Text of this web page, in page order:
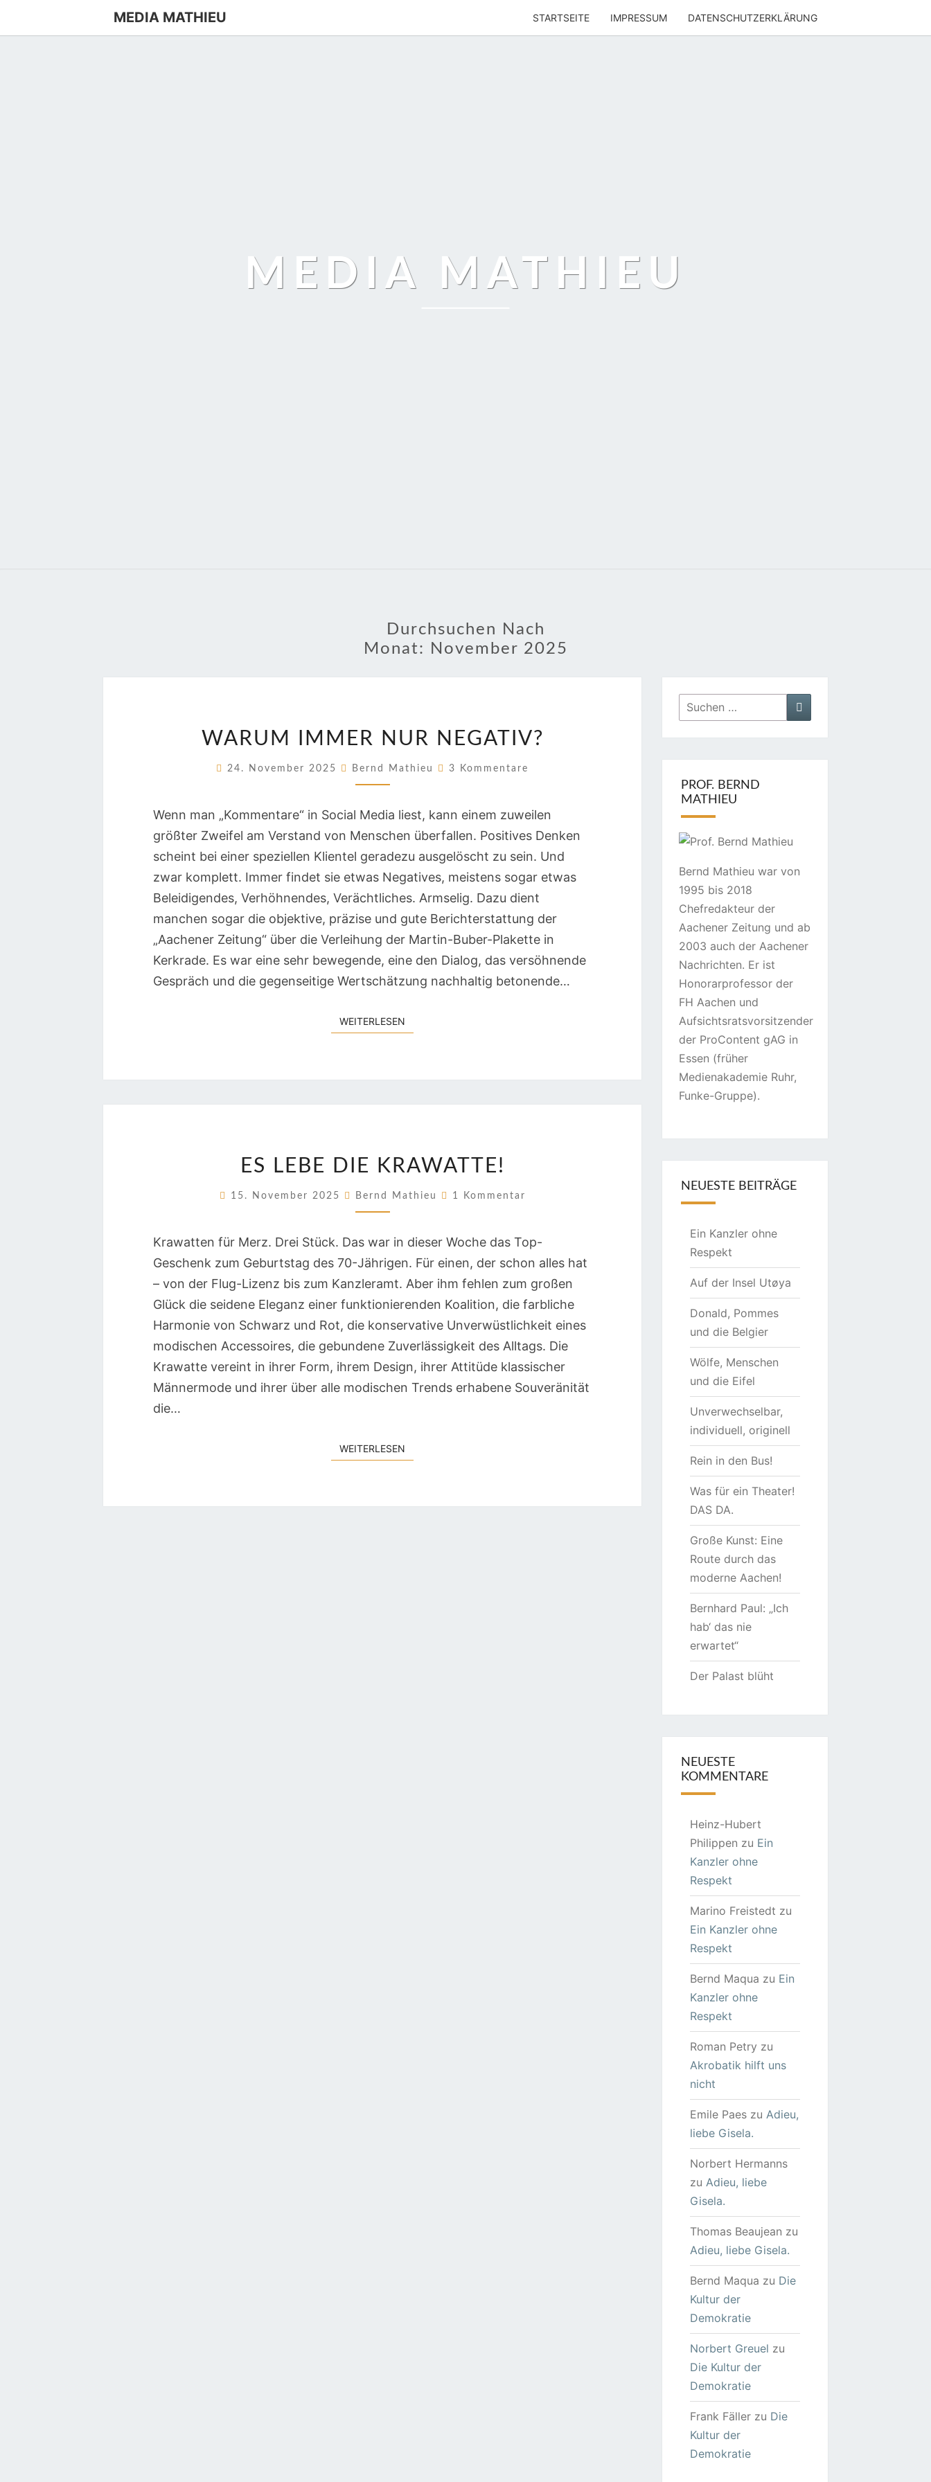
MEDIA MATHIEU STARTSEITE IMPRESSUM DATENSCHUTZERKLÄRUNG
MEDIA MATHIEU
Durchsuchen Nach
Monat:
November 2025
IMMER
NUR
NEGATIV?
WARUM IMMER NUR NEGATIV?
24. November 2025 Bernd Mathieu Kommentare
3 Kommentare
Wenn man „Kommentare“ in Social Media liest, kann einem zuweilen
größter Zweifel am Verstand von Menschen überfallen. Positives Denken
scheint bei einer speziellen Klientel geradezu ausgelöscht zu sein. Und
zwar komplett. Immer findet sie etwas Negatives, meistens sogar etwas
Beleidigendes, Verhöhnendes, Verächtliches. Armselig. Dazu dient
manchen sogar die objektive, präzise und gute Berichterstattung der
„Aachener Zeitung“ über die Verleihung der Martin-Buber-Plakette in
Kerkrade. Es war eine sehr bewegende, eine den Dialog, das versöhnende
Gespräch und die gegenseitige Wertschätzung nachhaltig betonende…
WEITERLESEN
LEBE
DIE
KRAWATTE!
ES LEBE DIE KRAWATTE!
15. November 2025 Bernd Mathieu Kommentare
1 Kommentar
Krawatten für Merz. Drei Stück. Das war in dieser Woche das Top-
Geschenk zum Geburtstag des 70-Jährigen. Für einen, der schon alles hat
– von der Flug-Lizenz bis zum Kanzleramt. Aber ihm fehlen zum großen
Glück die seidene Eleganz einer funktionierenden Koalition, die farbliche
Harmonie von Schwarz und Rot, die konservative Unverwüstlichkeit eines
modischen Accessoires, die gebundene Zuverlässigkeit des Alltags. Die
Krawatte vereint in ihrer Form, ihrem Design, ihrer Attitüde klassischer
Männermode und ihrer über alle modischen Trends erhabene Souveränität
die…
WEITERLESEN
Suchen
nach:
PROF. BERND
MATHIEU
Bernd Mathieu war von
1995 bis 2018
Chefredakteur der
Aachener Zeitung und ab
2003 auch der Aachener
Nachrichten. Er ist
Honorarprofessor der
FH Aachen und
Aufsichtsratsvorsitzender
der ProContent gAG in
Essen (früher
Medienakademie Ruhr,
Funke-Gruppe).
NEUESTE BEITRÄGE
Ein Kanzler ohne
Respekt
Auf der Insel Utøya
Donald, Pommes
und die Belgier
Wölfe, Menschen
und die Eifel
Unverwechselbar,
individuell, originell
Rein in den Bus!
Was für ein Theater!
DAS DA.
Große Kunst: Eine
Route durch das
moderne Aachen!
Bernhard Paul: „Ich
hab‘ das nie
erwartet“
Der Palast blüht
NEUESTE
KOMMENTARE
Heinz-Hubert
Philippen zu Ein
Kanzler ohne
Respekt
Marino Freistedt zu
Ein Kanzler ohne
Respekt
Bernd Maqua zu Ein
Kanzler ohne
Respekt
Roman Petry zu
Akrobatik hilft uns
nicht
Emile Paeszu Adieu,
liebe Gisela.
Norbert Hermanns
zu Adieu, liebe
Gisela.
Thomas Beaujean zu
Adieu, liebe Gisela.
Bernd Maqua zu Die
Kultur der
Demokratie
Norbert Greuel zu
Die Kultur der
Demokratie
Frank Fällerzu Die
Kultur der
Demokratie